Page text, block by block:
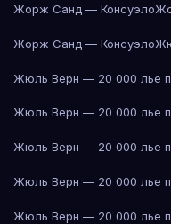
Жорж Санд — Консуэло
Жорж Санд — Консуэло
Жюль Верн — 20 000 лье
Жюль Верн — 20 000 лье
Жюль Верн — 20 000 лье
Жюль Верн — 20 000 лье
Жюль Верн — 20 000 лье